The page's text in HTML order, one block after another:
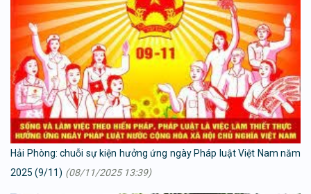
Hải Phòng: chuỗi sự kiện hưởng ứng ngày Pháp luật Việt Nam năm
2025 (9/11) (08/11/2025 13:39)